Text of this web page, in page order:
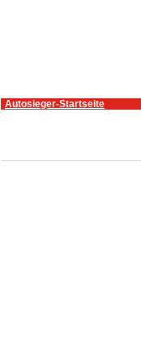
Autosieger-Startseite